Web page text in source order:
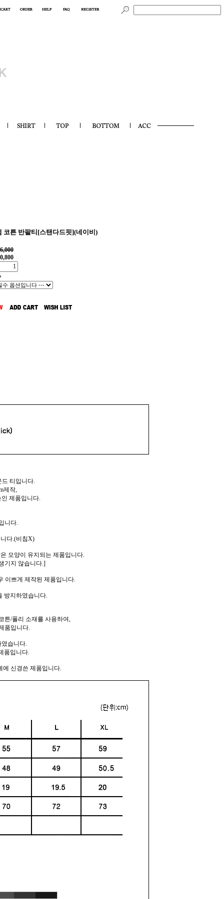
코튼 반팔티[스탠다드핏](네이비)
드 티입니다.
제작,
제품입니다.
니다.
다.(비침X)
모양이 유지되는 제품입니다.
기지 않습니다.]
이쁘게 제작된 제품입니다.
방지하였습니다.
튼/폴리 소재를 사용하여,
품입니다.
습니다.
품입니다.
에 신경쓴 제품입니다.